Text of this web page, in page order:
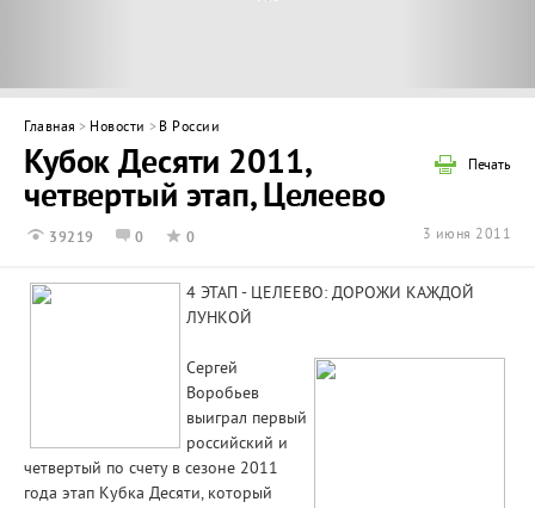
ГОЛЬФ-
ИНТЕРАКТИВ
Главная > Новости > В России
Печать
Кубок Десяти 2011,
четвертый этап, Целеево
39219 0 0 3 июня 2011
4 ЭТАП - ЦЕЛЕЕВО: ДОРОЖИ КАЖДОЙ
ЛУНКОЙ
Сергей
Воробьев
выиграл первый
российский и
четвертый по счету в сезоне 2011
года этап Кубка Десяти, который